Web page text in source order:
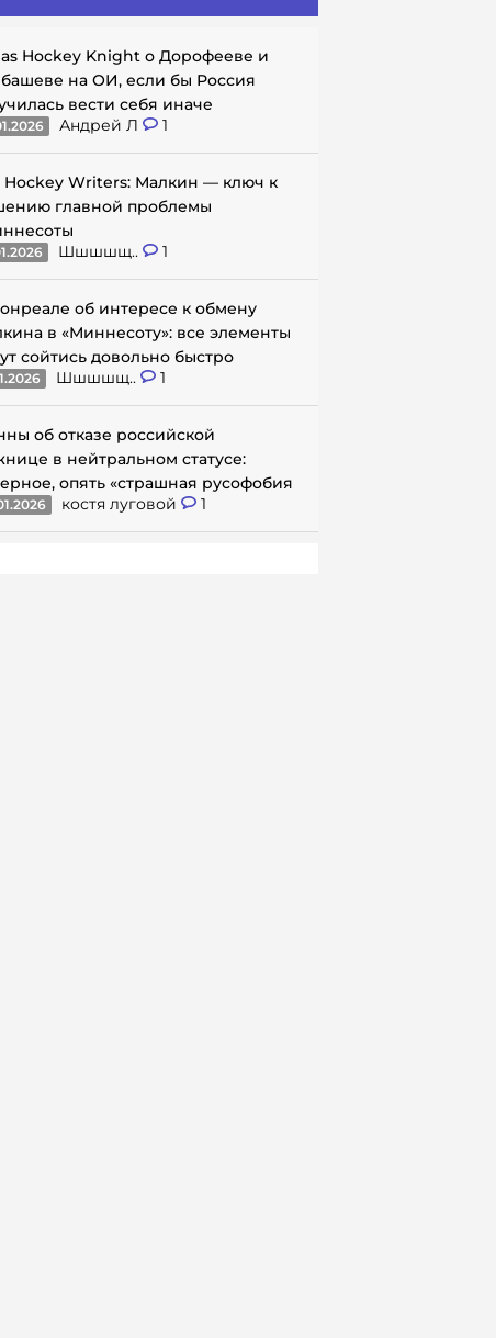
Hockey Knight о Дорофееве и
на ОИ, если бы Россия
вести себя иначе
Андрей Л 1
Hockey Writers: Малкин — ключ к
главной проблемы
Шшшшщ.. 1
об интересе к обмену
в «Миннесоту»: все элементы
сойтись довольно быстро
Шшшшщ.. 1
об отказе российской
в нейтральном статусе:
опять «страшная русофобия
костя луговой 1